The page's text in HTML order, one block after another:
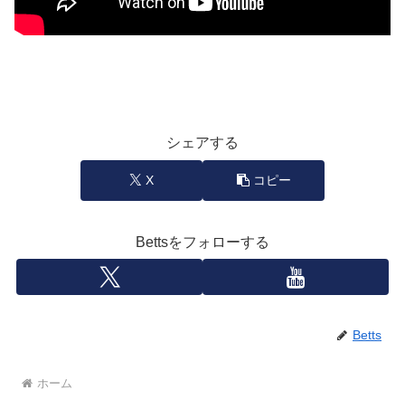
シェアする
X コピー
Bettsをフォローする
Betts
ホーム